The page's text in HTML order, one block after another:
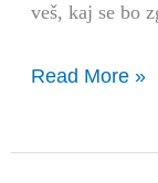
veš, kaj se bo
Read More »